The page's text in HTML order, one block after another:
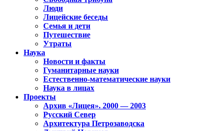
Люди
Лицейские беседы
Семья и дети
Путешествие
Утраты
Наука
Новости и факты
Гуманитарные науки
Естественно-математические науки
Наука в лицах
Проекты
Архив «Лицея». 2000 — 2003
Русский Север
Архитектура Петрозаводска